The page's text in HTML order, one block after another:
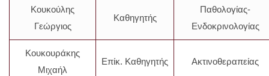
Κουκούλης
Γεώργιος
Καθηγητής
Παθολογίας-
Ενδοκρινολογίας
Κουκουράκης
Μιχαήλ
Επίκ. Καθηγητής Ακτινοθεραπείας